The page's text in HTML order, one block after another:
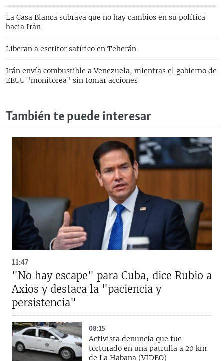
La Casa Blanca subraya que no hay cambios en su política
hacia Irán
Liberan a escritor satírico en Teherán
Irán envía combustible a Venezuela, mientras el gobierno de
EEUU "monitorea" sin tomar acciones
También te puede interesar
11:47
"No hay escape" para Cuba, dice Rubio a
Axios y destaca la "paciencia y
persistencia"
08:15
Activista denuncia que fue
torturado en una patrulla a 20 km
de La Habana (VIDEO)